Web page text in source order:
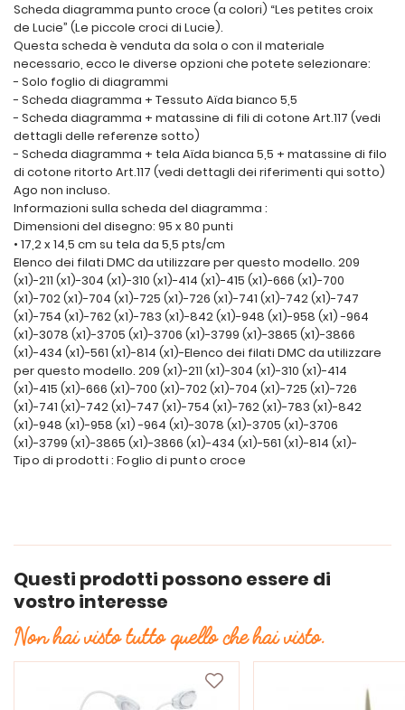
Scheda diagramma punto croce (a colori) “Les petites croix
de Lucie” (Le piccole croci di Lucie).
Questa scheda è venduta da sola o con il materiale
necessario, ecco le diverse opzioni che potete selezionare:
- Solo foglio di diagrammi
- Scheda diagramma + Tessuto Aïda bianco 5,5
- Scheda diagramma + matassine di fili di cotone Art.117 (vedi
dettagli delle referenze sotto)
- Scheda diagramma + tela Aïda bianca 5,5 + matassine di filo
di cotone ritorto Art.117 (vedi dettagli dei riferimenti qui sotto)
Ago non incluso.
Informazioni sulla scheda del diagramma :
Dimensioni del disegno: 95 x 80 punti
• 17,2 x 14,5 cm su tela da 5,5 pts/cm
Elenco dei filati DMC da utilizzare per questo modello. 209
(x1)-211 (x1)-304 (x1)-310 (x1)-414 (x1)-415 (x1)-666 (x1)-700
(x1)-702 (x1)-704 (x1)-725 (x1)-726 (x1)-741 (x1)-742 (x1)-747
(x1)-754 (x1)-762 (x1)-783 (x1)-842 (x1)-948 (x1)-958 (x1) -964
(x1)-3078 (x1)-3705 (x1)-3706 (x1)-3799 (x1)-3865 (x1)-3866
(x1)-434 (x1)-561 (x1)-814 (x1)-Elenco dei filati DMC da utilizzare
per questo modello. 209 (x1)-211 (x1)-304 (x1)-310 (x1)-414
(x1)-415 (x1)-666 (x1)-700 (x1)-702 (x1)-704 (x1)-725 (x1)-726
(x1)-741 (x1)-742 (x1)-747 (x1)-754 (x1)-762 (x1)-783 (x1)-842
(x1)-948 (x1)-958 (x1) -964 (x1)-3078 (x1)-3705 (x1)-3706
(x1)-3799 (x1)-3865 (x1)-3866 (x1)-434 (x1)-561 (x1)-814 (x1)-
Tipo di prodotti : Foglio di punto croce
Questi prodotti possono essere di
vostro interesse
Non hai visto tutto quello che hai visto.